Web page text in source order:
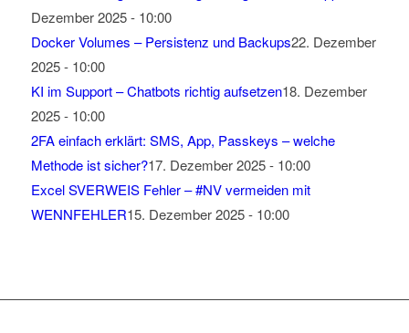
Dezember 2025 - 10:00
Docker Volumes – Persistenz und Backups22. Dezember
2025 - 10:00
KI im Support – Chatbots richtig aufsetzen18. Dezember
2025 - 10:00
2FA einfach erklärt: SMS, App, Passkeys – welche
Methode ist sicher?17. Dezember 2025 - 10:00
Excel SVERWEIS Fehler – #NV vermeiden mit
WENNFEHLER15. Dezember 2025 - 10:00